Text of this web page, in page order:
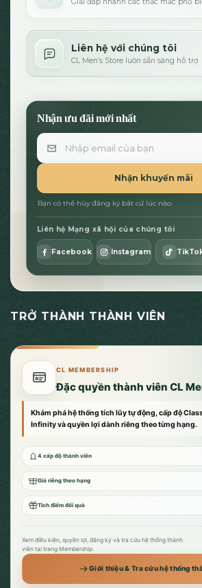
Giải đáp nhanh các thắc mắc phổ
Liên hệ với chúng tôi
CL Men’s Store luôn sẵn sàng hỗ trợ
Nhận ưu đãi mới nhất
Email
Nhận khuyến mãi
Bạn có thể hủy đăng ký bất cứ lúc nào.
Liên hệ Mạng xã hội của chúng tôi
Facebook Instagram
TRỞ THÀNH THÀNH VIÊN
CL MEMBERSHIP
Đặc quyền thành viên CL
Khám phá hệ thống tích lũy tự động, cấp độ
Infinity và quyền lợi dành riêng theo từng hạng.
4 cấp độ thành viên
Giá riêng theo hạng
Tích điểm đổi quà
Xem điều kiện, quyền lợi, đăng ký và tra cứu hệ thống thành
viên tại trang Membership.
Giới thiệu & Tra cứu hệ thống